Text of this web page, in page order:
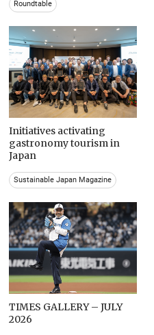
Roundtable
Initiatives activating
gastronomy tourism in
Japan
Sustainable Japan Magazine
TIMES GALLERY – JULY
2026